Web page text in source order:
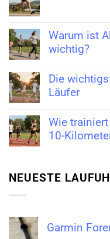
Warum ist
wichtig?
Die
Läufer
Wie
10-
NEUESTE
Garmin